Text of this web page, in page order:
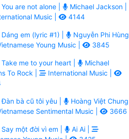
You are not alone |
Michael Jackson |
Music |
4144
Dáng em (lyric #1) |
Nguyễn Phi Hùng
Young Music | 3845
Take me to your heart |
Michael
To Rock |
International Music |
Đàn bà cũ tôi yêu |
Hoàng Việt Chung
Sentimental Music | 3666
Say một đời vì em |
Ai Ai |